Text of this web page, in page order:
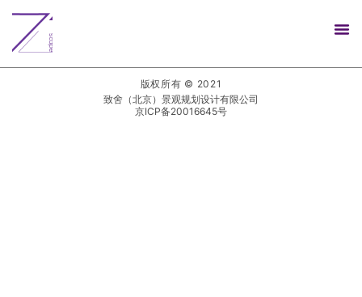
版权所有 © 2021
致舍（北京）景观规划设计有限公司
京ICP备20016645号